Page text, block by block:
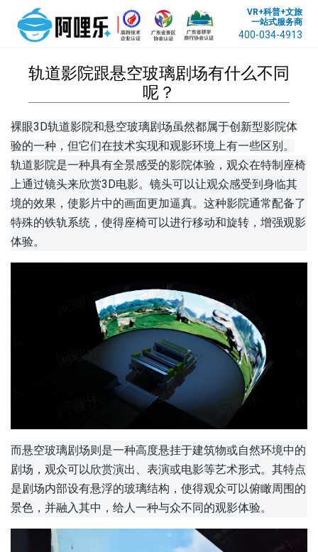
VR+科普+文旅
一站式服务商
400-034-4913
轨道影院跟悬空玻璃剧场有什么不同
呢？
裸眼3D轨道影院和悬空玻璃剧场虽然都属于创新型影院体
验的一种，但它们在技术实现和观影环境上有一些区别。
轨道影院是一种具有全景感受的影院体验，观众在特制座椅
上通过镜头来欣赏3D电影。镜头可以让观众感受到身临其
境的效果，使影片中的画面更加逼真。这种影院通常配备了
特殊的铁轨系统，使得座椅可以进行移动和旋转，增强观影
体验。
而悬空玻璃剧场则是一种高度悬挂于建筑物或自然环境中的
剧场，观众可以欣赏演出、表演或电影等艺术形式。其特点
是剧场内部设有悬浮的玻璃结构，使得观众可以俯瞰周围的
景色，并融入其中，给人一种与众不同的观影体验。